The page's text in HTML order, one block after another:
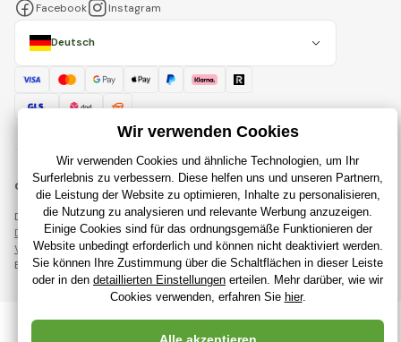
Deutsch
Facebook Instagram
© 2018 - 2026 RajSpielzeug.de, Alle Rechte vorbehalten
Diese Seite ist durch reCAPTCHA geschützt und es gelten
DatenschutzbestimmungenUnternehmen Google und deren
Vertragsbedingungen.
Erstellung leistungsstarker Online-Shops abRIESENIA